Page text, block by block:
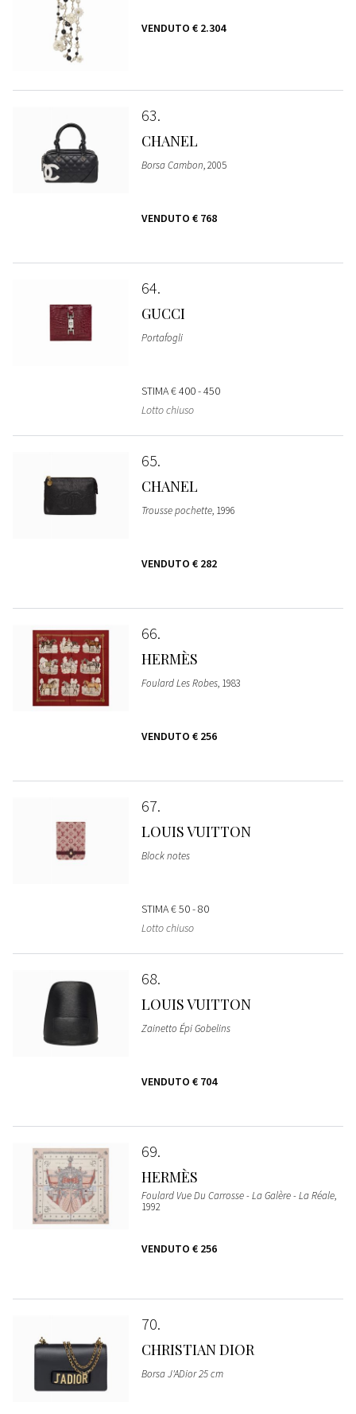
VENDUTO € 2.304
63
CHANEL
Borsa Cambon, 2005
VENDUTO € 768
64
GUCCI
Portafogli
STIMA€ 400 - 450
Lotto chiuso
65
CHANEL
Trousse pochette, 1996
VENDUTO € 282
66
HERMÈS
Foulard Les Robes, 1983
VENDUTO € 256
67
LOUIS VUITTON
Block notes
STIMA€ 50 - 80
Lotto chiuso
68
LOUIS VUITTON
Zainetto Épi Gobelins
VENDUTO € 704
69
HERMÈS
Foulard Vue Du Carrosse - La Galère - La Réale,
1992
VENDUTO € 256
70
CHRISTIAN DIOR
Borsa J'ADior 25 cm